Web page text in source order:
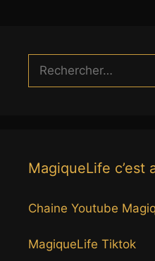
Rechercher :
MagiqueLife c’est
Chaine Youtube
MagiqueLife Tiktok